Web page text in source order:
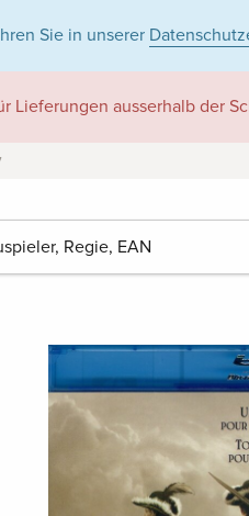
Sie in unserer
Lieferungen ausserhalb der